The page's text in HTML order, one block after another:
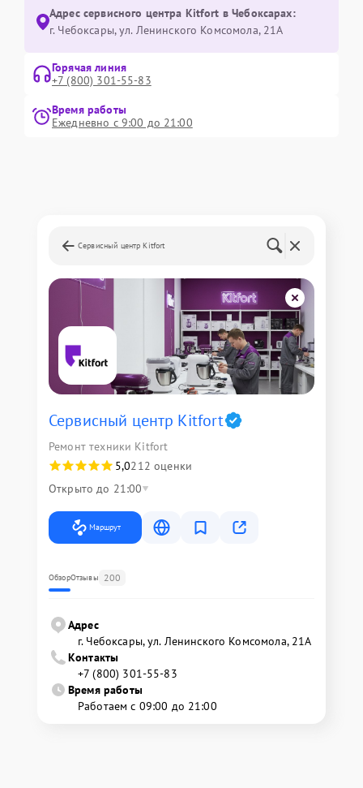
Адрес сервисного центра Kitfort в Чебоксарах:
г. Чебоксары, ул. Ленинского Комсомола, 21А
Горячая линия
+7 (800) 301-55-83
Время работы
Ежедневно с 9:00 до 21:00
Сервисный центр Kitfort
Сервисный центр Kitfort
Ремонт техники Kitfort
5,0212 оценки
Открыто до 21:00
Маршрут
ОбзорОтзывы 200
Адрес
г. Чебоксары, ул. Ленинского Комсомола, 21А
Контакты
+7 (800) 301-55-83
Время работы
Работаем с 09:00 до 21:00